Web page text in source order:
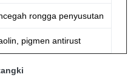
rongga penyusutan
pigmen antirust